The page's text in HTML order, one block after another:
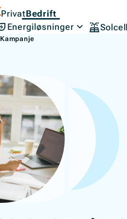
PrivatBedrift
Energiløsninger
Kampanje